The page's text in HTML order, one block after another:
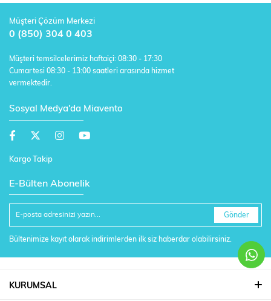
Müşteri Çözüm Merkezi
0 (850) 304 0 403
Müşteri temsilcelerimiz haftaiçi: 08:30 - 17:30
Cumartesi 08:30 - 13:00 saatleri arasında hizmet
vermektedir.
Sosyal Medya'da Miavento
Kargo Takip
E-Bülten Abonelik
Gönder
Bültenimize kayıt olarak indirimlerden ilk siz haberdar olabilirsiniz.
KURUMSAL